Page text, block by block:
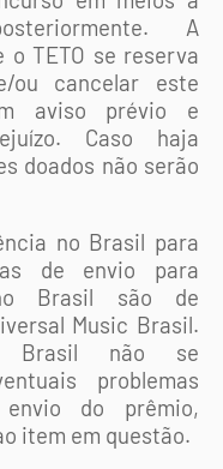
A
o TETO se reserva
cancelar este
aviso prévio e
Caso haja
doados não serão
no Brasil para
de envio para
Brasil são de
Music Brasil.
Brasil não se
problemas
do prêmio,
item em questão.